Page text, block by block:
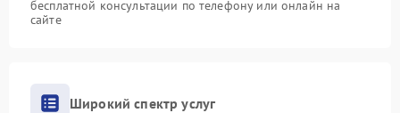
бесплатной консультации по телефону или онлайн на
сайте
Широкий спектр услуг